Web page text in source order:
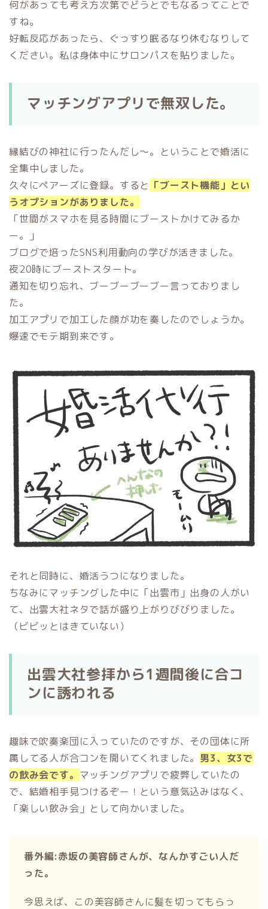
何があっても考え方次第でどうとでもなるってことで
すね。
好転反応があったら、ぐっすり眠るなり休むなりして
ください。私は身体中にサロンパスを貼りました。
マッチングアプリで無双した。
縁結びの神社に行ったんだし〜。ということで婚活に
全集中しました。
久々にペアーズに登録。すると 「ブースト機能」とい
うオプションがありました。
「世間がスマホを見る時間にブーストかけてみるか
ー。」
ブログで培ったSNS利用動向の学びが活きました。
夜20時にブーストスタート。
通知を切り忘れ、ブーブーブーブー言っておりまし
た。
加工アプリで加工した顔が功を奏したのでしょうか。
爆速でモテ期到来です。
それと同時に、婚活うつになりました。
ちなみにマッチングした中に「出雲市」出身の人がい
て、出雲大社ネタで話が盛り上がりびびりました。
（ビビッとはきていない）
出雲大社参拝から1週間後に合コ
ンに誘われる
趣味で吹奏楽団に入っていたのですが、その団体に所
属してる人が合コンを開いてくれました。 男3、女3で
の飲み会です。 マッチングアプリで疲弊していたの
で、結婚相手見つけるぞー！という意気込みはなく、
「楽しい飲み会」として向かいました。
番外編:赤坂の美容師さんが、なんかすごい人だ
った。
今思えば、この美容師さんに髪を切ってもらっ